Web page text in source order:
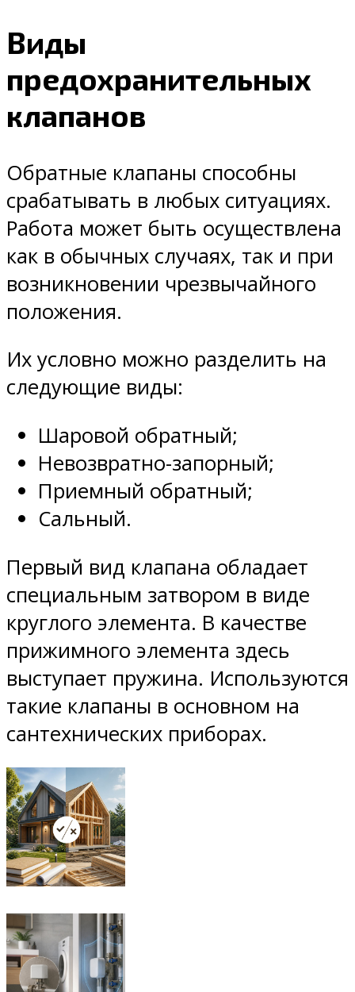
Виды
предохранительных
клапанов
Обратные клапаны способны
срабатывать в любых ситуациях.
Работа может быть осуществлена
как в обычных случаях, так и при
возникновении чрезвычайного
положения.
Их условно можно разделить на
следующие виды:
Шаровой обратный;
Невозвратно-запорный;
Приемный обратный;
Сальный.
Первый вид клапана обладает
специальным затвором в виде
круглого элемента. В качестве
прижимного элемента здесь
выступает пружина. Используются
такие клапаны в основном на
сантехнических приборах.